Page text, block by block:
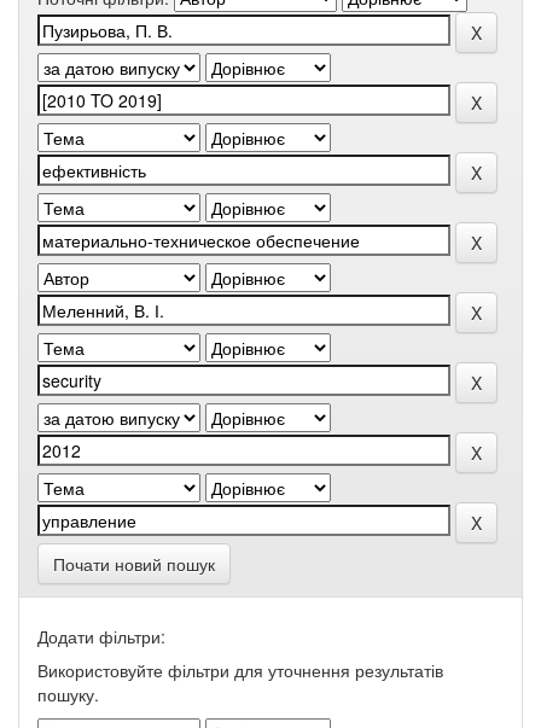
Почати новий пошук
Додати фільтри:
Використовуйте фільтри для уточнення результатів
пошуку.